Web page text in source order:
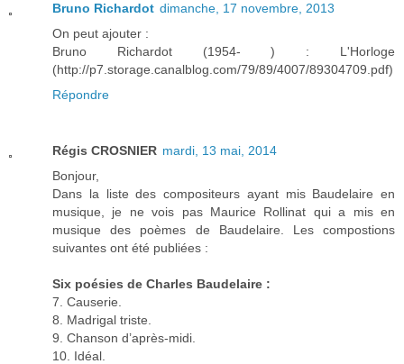
Bruno Richardot dimanche, 17 novembre, 2013
On peut ajouter :
Bruno Richardot (1954- ) : L'Horloge
(http://p7.storage.canalblog.com/79/89/4007/89304709.pdf)
Répondre
Régis CROSNIER mardi, 13 mai, 2014
Bonjour,
Dans la liste des compositeurs ayant mis Baudelaire en
musique, je ne vois pas Maurice Rollinat qui a mis en
musique des poèmes de Baudelaire. Les compostions
suivantes ont été publiées :
Six poésies de Charles Baudelaire :
7. Causerie.
8. Madrigal triste.
9. Chanson d’après-midi.
10. Idéal.